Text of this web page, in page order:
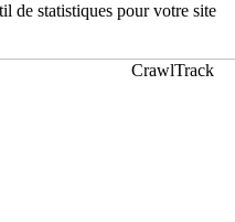
de statistiques pour votre site